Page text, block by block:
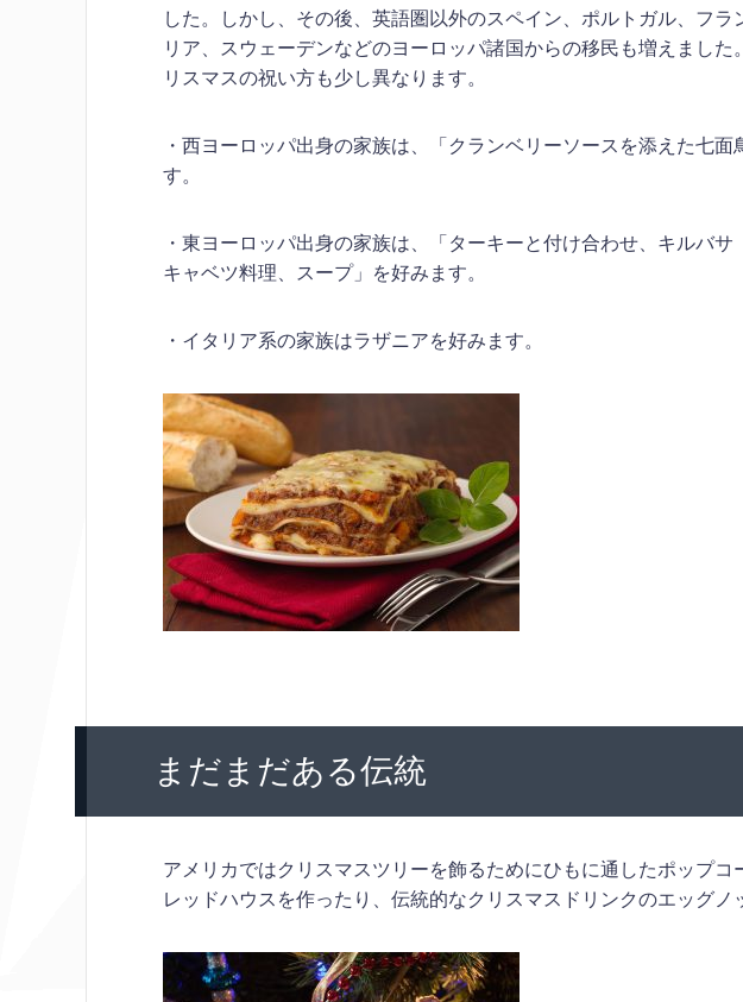
した。しかし、その後、英語圏以外のスペイン、ポルトガル、フラ
リア、スウェーデンなどのヨーロッパ諸国からの移民も増えました
リスマスの祝い方も少し異なります。
・西ヨーロッパ出身の家族は、「クランベリーソースを添えた七面
す。
・東ヨーロッパ出身の家族は、「ターキーと付け合わせ、キルバサ
キャベツ料理、スープ」を好みます。
・イタリア系の家族はラザニアを好みます。
まだまだある伝統
アメリカではクリスマスツリーを飾るためにひもに通したポップ
レッドハウスを作ったり、伝統的なクリスマスドリンクのエッグノ